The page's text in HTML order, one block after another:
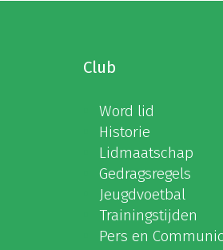
Club
Word lid
Historie
Lidmaatschap
Gedragsregels
Jeugdvoetbal
Trainingstijden
Pers en